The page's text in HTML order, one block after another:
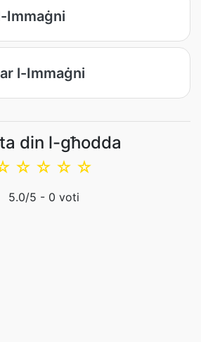
Immaġni
l-Immaġni
din l-għodda
☆
☆
☆
☆
5.0/5 - 0 voti